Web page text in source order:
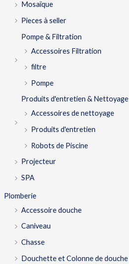
Mosaïque
Pieces à seller
Pompe & Filtration
Accessoires Filtration
filtre
Pompe
Produits d'entretien & Nettoyage
Accessoires de nettoyage
Produits d'entretien
Robots de Piscine
Projecteur
SPA
Plomberie
Accessoire douche
Caniveau
Chasse
Douchette et Colonne de douche